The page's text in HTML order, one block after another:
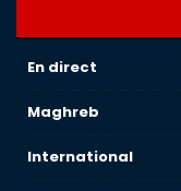
En direct
Maghreb
International